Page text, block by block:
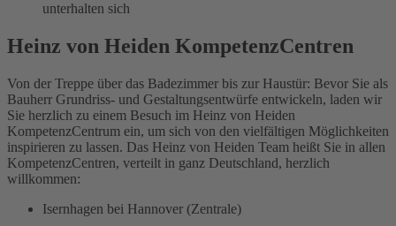
Heinz von Heiden KompetenzCentren
Von der Treppe über das Badezimmer bis zur Haustür: Bevor Sie als
Bauherr Grundriss- und Gestaltungsentwürfe entwickeln, laden wir
Sie herzlich zu einem Besuch im Heinz von Heiden
KompetenzCentrum ein, um sich von den vielfältigen Möglichkeiten
inspirieren zu lassen. Das Heinz von Heiden Team heißt Sie in allen
KompetenzCentren, verteilt in ganz Deutschland, herzlich
willkommen:
Isernhagen bei Hannover (Zentrale)